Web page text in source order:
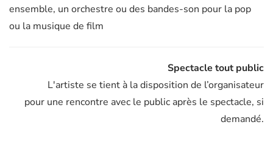
ensemble, un orchestre ou des bandes-son pour la pop
ou la musique de film
Spectacle tout public
L'artiste se tient à la disposition de l’organisateur
pour une rencontre avec le public après le spectacle, si
demandé.